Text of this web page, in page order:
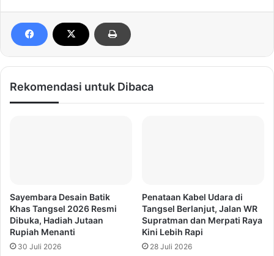
Rekomendasi untuk Dibaca
Sayembara Desain Batik
Khas Tangsel 2026 Resmi
Dibuka, Hadiah Jutaan
Rupiah Menanti
30 Juli 2026
Penataan Kabel Udara di
Tangsel Berlanjut, Jalan WR
Supratman dan Merpati Raya
Kini Lebih Rapi
28 Juli 2026